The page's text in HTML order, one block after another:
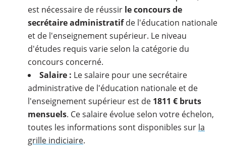
est nécessaire de réussir le concours de
secrétaire administratifde l'éducation nationale
et de l'enseignement supérieur. Le niveau
d'études requis varie selon la catégorie du
concours concerné.
Salaire : Le salaire pour une secrétaire
administrative de l'éducation nationale et de
l'enseignement supérieur est de 1811 € bruts
mensuels. Ce salaire évolue selon votre échelon,
toutes les informations sont disponibles sur la
grille indiciaire.